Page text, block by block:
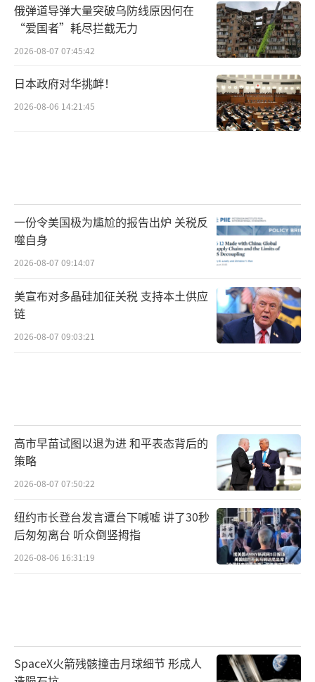
俄弹道导弹大量突破乌防线原因何在
“爱国者”耗尽拦截无力
2026-08-07 07:45:42
日本政府对华挑衅！
2026-08-06 14:21:45
一份令美国极为尴尬的报告出炉 关税反
噬自身
2026-08-07 09:14:07
美宣布对多晶硅加征关税 支持本土供应
链
2026-08-07 09:03:21
高市早苗试图以退为进 和平表态背后的
策略
2026-08-07 07:50:22
纽约市长登台发言遭台下喊嘘 讲了30秒
后匆匆离台 听众倒竖拇指
2026-08-06 16:31:19
SpaceX火箭残骸撞击月球细节 形成人